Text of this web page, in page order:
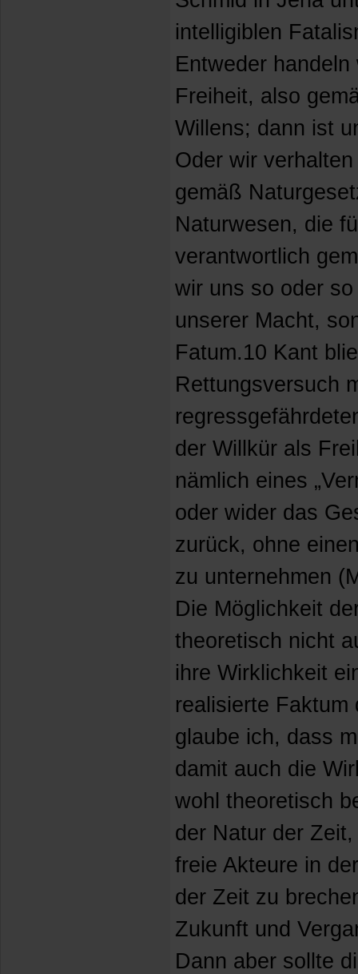
intelligiblen
Entweder
Freiheit, also
Willens; dann ist
Oder wir
gemäß
Naturwesen, die
verantwortlich
wir uns so oder
unserer Macht,
Fatum.10 Kant
Rettungsversuch
der Willkür als
nämlich eines
oder wider das
zurück, ohne
zu unternehmen
Die Möglichkeit
theoretisch nicht
ihre Wirklichkeit
realisierte Faktum
glaube ich, dass
damit auch die
wohl theoretisch
der Natur der
freie Akteure in
der Zeit zu
Zukunft und
Dann aber sollte